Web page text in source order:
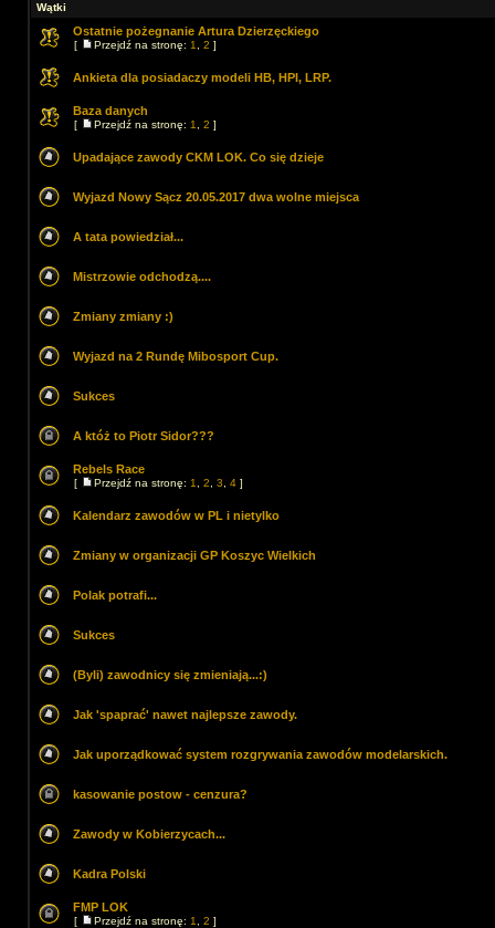
Wątki
Ostatnie pożegnanie Artura Dzierzęckiego
[ Przejdź na stronę: 1 2 ]
Ankieta dla posiadaczy modeli HB, HPI, LRP.
Baza danych
[ Przejdź na stronę: 1 2 ]
Upadające zawody CKM LOK. Co się dzieje
Wyjazd Nowy Sącz 20.05.2017 dwa wolne miejsca
A tata powiedział...
Mistrzowie odchodzą....
Zmiany zmiany :)
Wyjazd na 2 Rundę Mibosport Cup.
Sukces
A któż to Piotr Sidor???
Rebels Race
[ Przejdź na stronę: 1 2 3 4 ]
Kalendarz zawodów w PL i nietylko
Zmiany w organizacji GP Koszyc Wielkich
Polak potrafi...
Sukces
(Byli) zawodnicy się zmieniają...:)
Jak 'spaprać' nawet najlepsze zawody.
Jak uporządkować system rozgrywania zawodów modelarskich.
kasowanie postow - cenzura?
Zawody w Kobierzycach...
Kadra Polski
FMP LOK
[ Przejdź na stronę: 1 2 ]